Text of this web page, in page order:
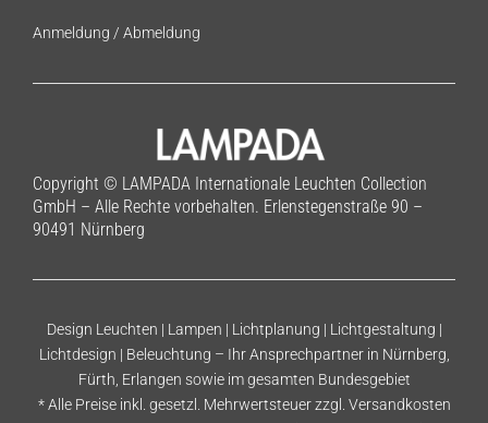
Anmeldung / Abmeldung
Copyright © LAMPADA Internationale Leuchten Collection
GmbH – Alle Rechte vorbehalten. Erlenstegenstraße 90 –
90491 Nürnberg
Design Leuchten | Lampen | Lichtplanung | Lichtgestaltung |
Lichtdesign | Beleuchtung – Ihr Ansprechpartner in Nürnberg,
Fürth, Erlangen sowie im gesamten Bundesgebiet
* Alle Preise inkl. gesetzl. Mehrwertsteuer zzgl. Versandkosten